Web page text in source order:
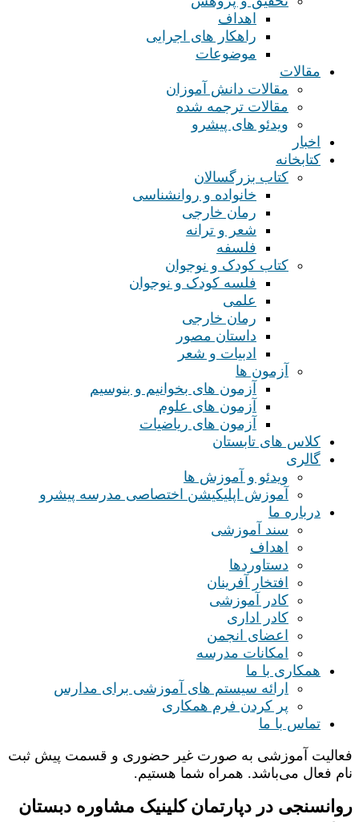
اهداف
راهکار های اجرایی
موضوعات
مقالات
مقالات دانش آموزان
مقالات ترجمه شده
ویدئو های پیشرو
اخبار
کتابخانه
کتاب بزرگسالان
خانواده و روانشناسی
رمان خارجی
شعر و ترانه
فلسفه
کتاب کودک و نوجوان
فلسه کودک و نوجوان
علمی
رمان خارجی
داستان مصور
ادبیات و شعر
آزمون ها
آزمون های بخوانیم و بنوسیم
آزمون های علوم
آزمون های ریاضیات
کلاس های تابستان
گالری
ویدئو و آموزش ها
آموزش اپلیکیشن اختصاصی مدرسه پیشرو
درباره ما
سند آموزشی
اهداف
دستاوردها
افتخار آفرینان
کادر آموزشی
کادر اداری
اعضای انجمن
امکانات مدرسه
همکاری با ما
ارائه سیستم های آموزشی برای مدارس
پر کردن فرم همکاری
تماس با ما
فعالیت آموزشی به صورت غیر حضوری و قسمت پیش ثبت
نام فعال می‌باشد. همراه شما هستیم.
روانسنجی در دپارتمان کلینیک مشاوره دبستان